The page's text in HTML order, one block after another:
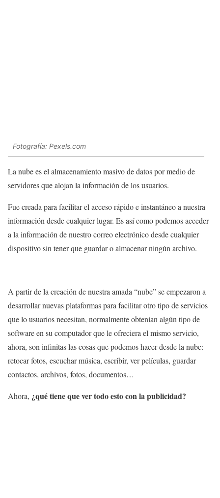
Fotografía: Pexels.com
La nube es el almacenamiento masivo de datos por medio de
servidores que alojan la información de los usuarios.
Fue creada para facilitar el acceso rápido e instantáneo a nuestra
información desde cualquier lugar. Es así como podemos acceder
a la información de nuestro correo electrónico desde cualquier
dispositivo sin tener que guardar o almacenar ningún archivo.
A partir de la creación de nuestra amada “nube” se empezaron a
desarrollar nuevas plataformas para facilitar otro tipo de servicios
que lo usuarios necesitan, normalmente obtenían algún tipo de
software en su computador que le ofreciera el mismo servicio,
ahora, son infinitas las cosas que podemos hacer desde la nube:
retocar fotos, escuchar música, escribir, ver películas, guardar
contactos, archivos, fotos, documentos…
Ahora, ¿qué tiene que ver todo esto con la publicidad?